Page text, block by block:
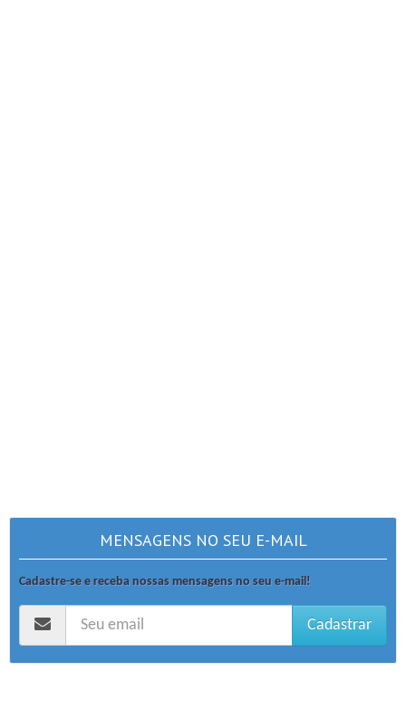
MENSAGENS NO SEU E-MAIL
Cadastre-se e receba nossas mensagens no seu e-mail!
Cadastrar